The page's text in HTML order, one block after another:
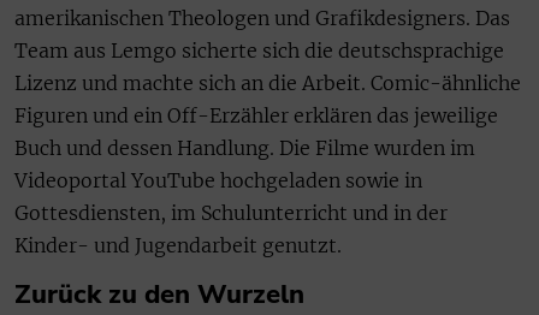
amerikanischen Theologen und Grafikdesigners. Das
Team aus Lemgo sicherte sich die deutschsprachige
Lizenz und machte sich an die Arbeit. Comic-ähnliche
Figuren und ein Off-Erzähler erklären das jeweilige
Buch und dessen Handlung. Die Filme wurden im
Videoportal YouTube hochgeladen sowie in
Gottesdiensten, im Schulunterricht und in der
Kinder- und Jugendarbeit genutzt.
Zurück zu den Wurzeln